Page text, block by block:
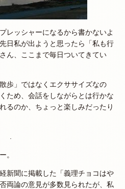
レッシャーになるから書かないよ
日私が出ようと思ったら「私も行
ん、ここまで毎日ついてきてい
歩」ではなくエクササイズなの
ため、会話をしながらとは行かな
るのか、ちょっと楽しみだったり
。
新聞に掲載した「義理チョコはや
両論の意見が多数見られたが、私